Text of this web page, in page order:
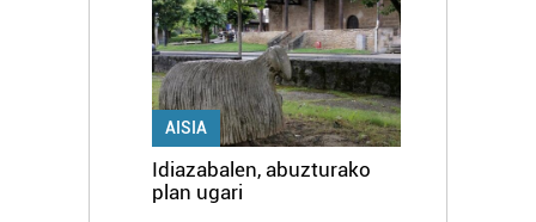
AISIA
Idiazabalen, abuzturako
plan ugari